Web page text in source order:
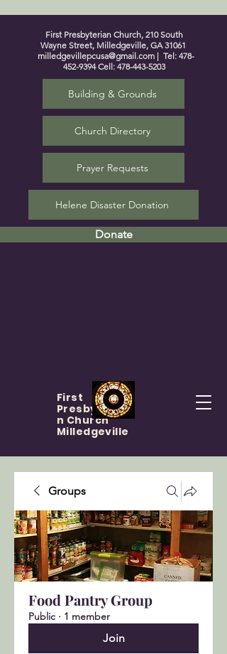
First Presbyterian Church, 210 South
Wayne Street, Milledgeville, GA 31061
milledgevillepcusa@gmail.com | Tel: 478-
452-9394Cell: 478-443-5203
Building & Grounds
Church Directory
Prayer Requests
Helene Disaster Donation
Donate
First
Presbyteria
n Church
Milledgeville
Groups
Food Pantry Group
Public · 1 member
Join